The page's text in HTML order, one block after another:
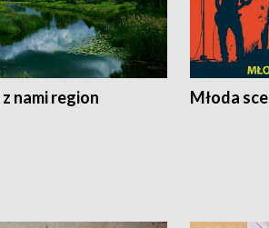
nami region Młoda